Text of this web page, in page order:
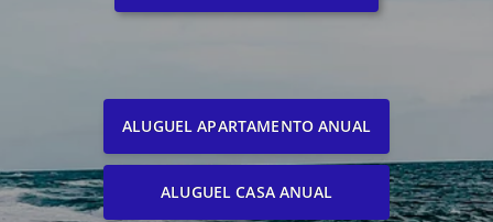
ALUGUEL APARTAMENTO ANUAL
ALUGUEL CASA ANUAL